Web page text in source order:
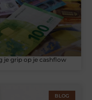
je grip op je cashflow
BLOG